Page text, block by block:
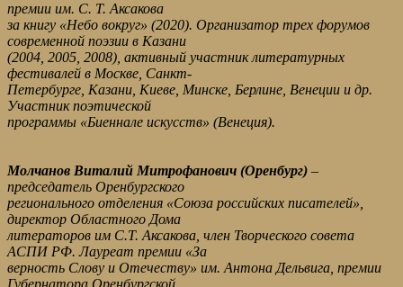
премии им. С. Т. Аксакова
за книгу «Небо вокруг» (2020). Организатор трех форумов
современной поэзии в Казани
(2004, 2005, 2008), активный участник литературных
фестивалей в Москве, Санкт-
Петербурге, Казани, Киеве, Минске, Берлине, Венеции и др.
Участник поэтической
программы «Биеннале искусств» (Венеция).
Молчанов Виталий Митрофанович (Оренбург) –
председатель Оренбургского
регионального отделения «Союза российских писателей»,
директор Областного Дома
литераторов им С.Т. Аксакова, член Творческого совета
АСПИ РФ. Лауреат премии «За
верность Слову и Отечеству» им. Антона Дельвига, премии